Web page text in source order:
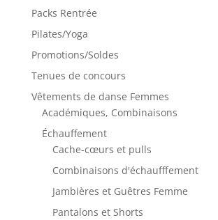
Packs Rentrée
Pilates/Yoga
Promotions/Soldes
Tenues de concours
Vêtements de danse Femmes
Académiques, Combinaisons
Échauffement
Cache-cœurs et pulls
Combinaisons d'échaufffement
Jambières et Guêtres Femme
Pantalons et Shorts